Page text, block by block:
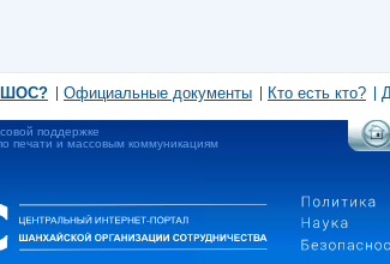
ШОС? Официальные документы Кто есть кто?
поддержке
печати и массовым коммуникациям